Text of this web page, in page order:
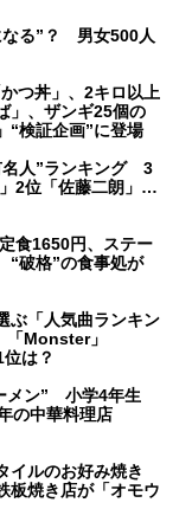
なる”？ 男女500人
つ丼」、2キロ以上
」、ザンギ25個の
“検証企画”に登場
名人”ランキング 3
2位「佐藤二朗」…
食1650円、ステー
破格”の食事処が
ぶ「人気曲ランキン
Monster」
は？
メン” 小学4年生
の中華料理店
イルのお好み焼き
板焼き店が「オモウ